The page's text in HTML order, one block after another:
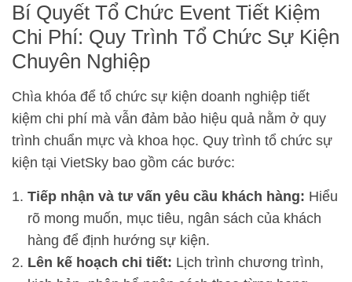
Bí Quyết Tổ Chức Event Tiết Kiệm
Chi Phí: Quy Trình Tổ Chức Sự Kiện
Chuyên Nghiệp
Chìa khóa để tổ chức sự kiện doanh nghiệp tiết
kiệm chi phí mà vẫn đảm bảo hiệu quả nằm ở quy
trình chuẩn mực và khoa học. Quy trình tổ chức sự
kiện tại VietSky bao gồm các bước:
Tiếp nhận và tư vấn yêu cầu khách hàng: Hiểu
rõ mong muốn, mục tiêu, ngân sách của khách
hàng để định hướng sự kiện.
Lên kế hoạch chi tiết: Lịch trình chương trình,